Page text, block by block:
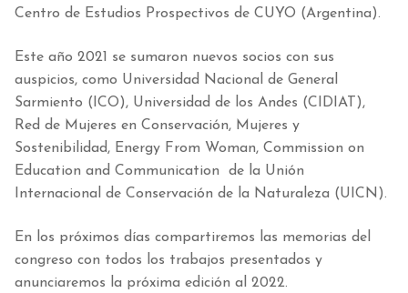
Centro de Estudios Prospectivos de CUYO (Argentina).
Este año 2021 se sumaron nuevos socios con sus
auspicios, como Universidad Nacional de General
Sarmiento (ICO), Universidad de los Andes (CIDIAT),
Red de Mujeres en Conservación, Mujeres y
Sostenibilidad, Energy From Woman, Commission on
Education and Communication de la Unión
Internacional de Conservación de la Naturaleza (UICN).
En los próximos días compartiremos las memorias del
congreso con todos los trabajos presentados y
anunciaremos la próxima edición al 2022.